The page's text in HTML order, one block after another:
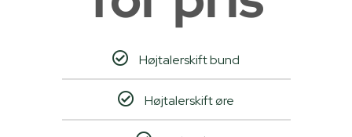
Højtalerskift bund
Højtalerskift øre